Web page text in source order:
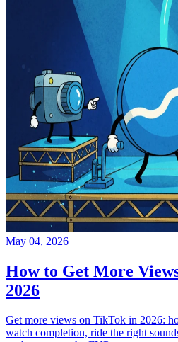
May 04, 2026
How to Get More
2026
Get more views on TikTok in 2026:
watch completion, ride the right